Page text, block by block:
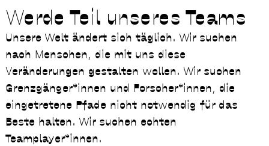
Werde Teil unseres Teams
Unsere Welt ändert sich täglich. Wir suchen
nach Menschen, die mit uns diese
Veränderungen gestalten wollen. Wir suchen
Grenzgänger*innen und Forscher*innen, die
eingetretene Pfade nicht notwendig für das
Beste halten. Wir suchen echten
Teamplayer*innen.